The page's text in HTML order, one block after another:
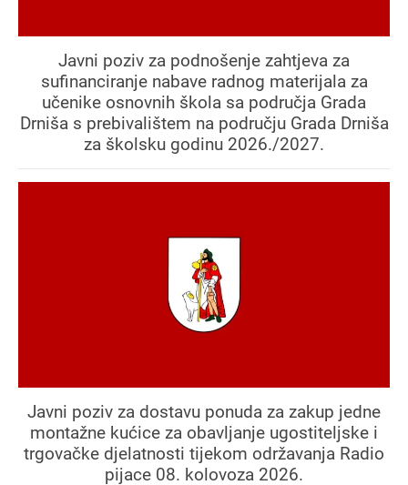
Javni poziv za podnošenje zahtjeva za
sufinanciranje nabave radnog materijala za
učenike osnovnih škola sa područja Grada
Drniša s prebivalištem na području Grada Drniša
za školsku godinu 2026./2027.
Javni poziv za dostavu ponuda za zakup jedne
montažne kućice za obavljanje ugostiteljske i
trgovačke djelatnosti tijekom održavanja Radio
pijace 08. kolovoza 2026.